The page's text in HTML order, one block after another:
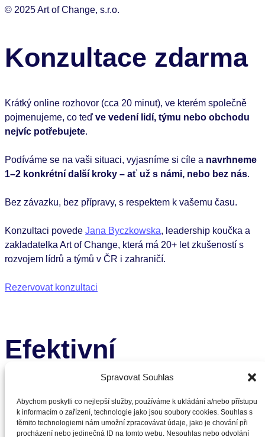
Spravovat Souhlas
Abychom poskytli co nejlepší služby, používáme k ukládání a/nebo přístupu
k informacím o zařízení, technologie jako jsou soubory cookies. Souhlas s
těmito technologiemi nám umožní zpracovávat údaje, jako je chování při
procházení nebo jedinečná ID na tomto webu. Nesouhlas nebo odvolání
© 2025 Art of Change, s.r.o.
Konzultace zdarma
Krátký online rozhovor (cca 20 minut), ve kterém společně
pojmenujeme, co teď ve vedení lidí, týmu nebo obchodu
nejvíc potřebujete.
Podíváme se na vaši situaci, vyjasníme si cíle a navrhneme
1–2 konkrétní další kroky – ať už s námi, nebo bez nás.
Bez závazku, bez přípravy, s respektem k vašemu času.
Konzultaci povede Jana Byczkowska, leadership koučka a
zakladatelka Art of Change, která má 20+ let zkušeností s
rozvojem lídrů a týmů v ČR i zahraničí.
Rezervovat konzultaci
Efektivní
rozhodování pod
tlakem